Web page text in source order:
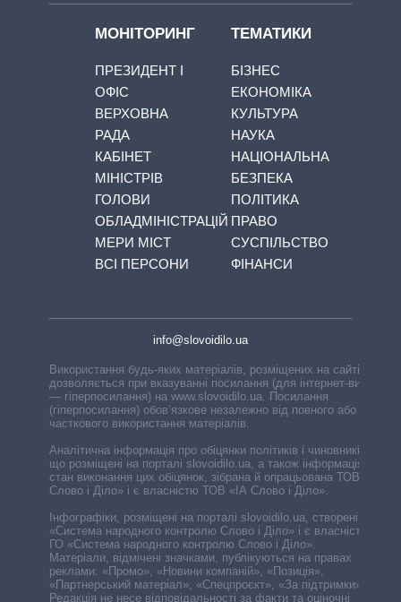
МОНІТОРИНГ
ПРЕЗИДЕНТ І
ОФІС
ВЕРХОВНА
РАДА
КАБІНЕТ
МІНІСТРІВ
ГОЛОВИ
ОБЛАДМІНІСТРАЦІЙ
МЕРИ МІСТ
ВСІ ПЕРСОНИ
ТЕМАТИКИ
БІЗНЕС
ЕКОНОМІКА
КУЛЬТУРА
НАУКА
НАЦІОНАЛЬНА
БЕЗПЕКА
ПОЛІТИКА
ПРАВО
СУСПІЛЬСТВО
ФІНАНСИ
info@slovoidilo.ua
Використання будь-яких матеріалів, розміщених на сайті,
дозволяється при вказуванні посилання (для інтернет-видань
— гіперпосилання) на www.slovoidilo.ua. Посилання
(гіперпосилання) обов’язкове незалежно від повного або
часткового використання матеріалів.
Аналітична інформація про обіцянки політиків і чиновників,
що розміщені на порталі slovoidilo.ua, а також інформація про
стан виконання цих обіцянок, зібрана й опрацьована ТОВ «ІА
Слово і Діло» і є власністю ТОВ «ІА Слово і Діло».
Інфографіки, розміщені на порталі slovoidilo.ua, створені ГО
«Система народного контролю Слово і Діло» і є власністю
ГО «Система народного контролю Слово і Діло».
Матеріали, відмічені значками, публікуються на правах
реклами: «Промо», «Новини компаній», «Позиція»,
«Партнерський матеріал», «Спецпроєкт», «За підтримки».
Редакція не несе відповідальності за факти та оціночні